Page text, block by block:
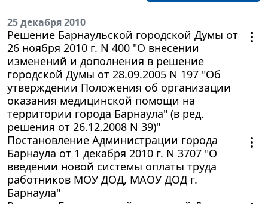
25 декабря 2010
Решение Барнаульской городской Думы от
26 ноября 2010 г. N 400 "О внесении
изменений и дополнения в решение
городской Думы от 28.09.2005 N 197 "Об
утверждении Положения об организации
оказания медицинской помощи на
территории города Барнаула" (в ред.
решения от 26.12.2008 N 39)"
Постановление Администрации города
Барнаула от 1 декабря 2010 г. N 3707 "О
введении новой системы оплаты труда
работников МОУ ДОД, МАОУ ДОД г.
Барнаула"